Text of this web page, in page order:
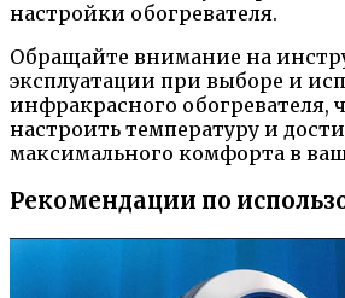
настройки обогревателя.
Обращайте внимание на
эксплуатации при выборе и
инфракрасного обогревателя,
настроить температуру и
максимального комфорта в
Рекомендации по